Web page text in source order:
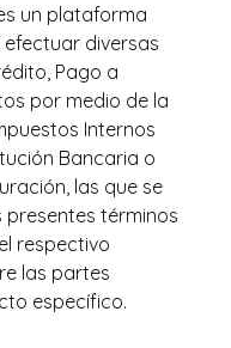
un plataforma
diversas
Pago a
por medio de la
Internos
Bancaria o
las que se
términos
respectivo
las partes
específico.